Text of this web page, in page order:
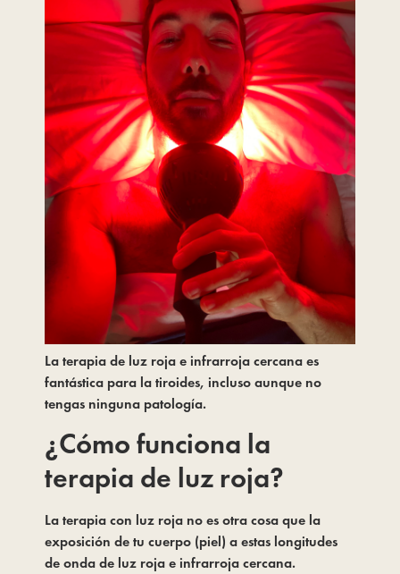
La terapia de luz roja e infrarroja cercana es
fantástica para la tiroides, incluso aunque no
tengas ninguna patología.
¿Cómo funciona la
terapia de luz roja?
La terapia con luz roja no es otra cosa que la
exposición de tu cuerpo (piel) a estas longitudes
de onda de luz roja e infrarroja cercana.